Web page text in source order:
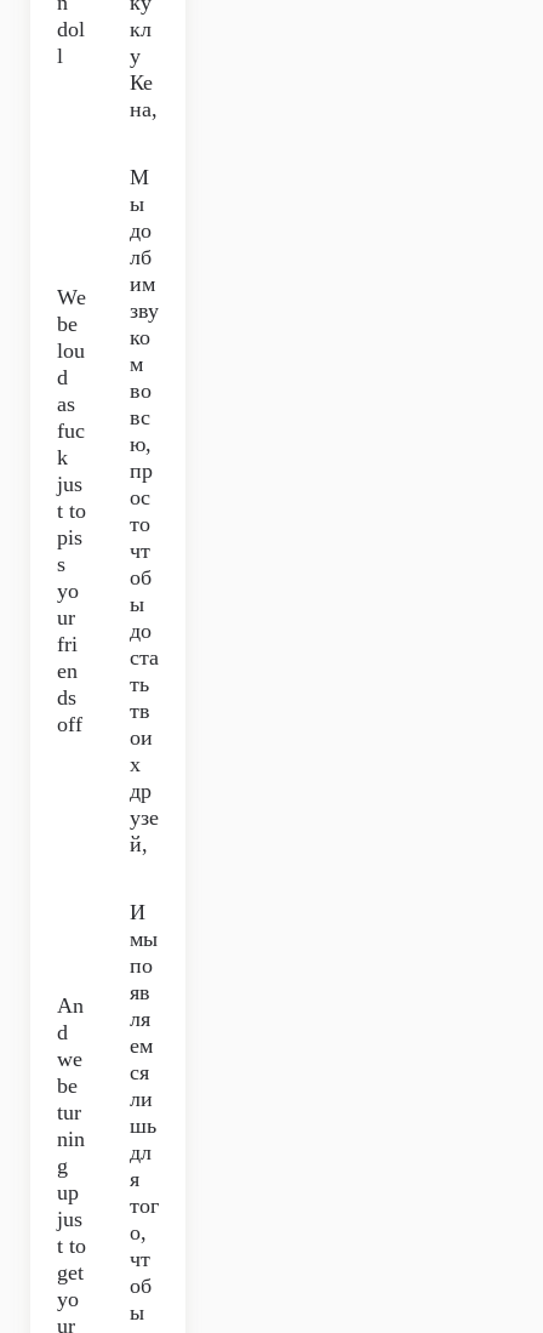
dol
l
кл
у
Ке
на,
We
be
lou
d
as
fuc
k
jus
t to
pis
s
yo
ur
fri
en
ds
off
М
ы
до
лб
им
зву
ко
м
во
вс
ю,
пр
ос
то
чт
об
ы
до
ста
ть
тв
ои
х
др
узе
й,
An
d
we
be
tur
nin
g
up
jus
t to
get
yo
ur
И
мы
по
яв
ля
ем
ся
ли
шь
дл
я
тог
о,
чт
об
ы